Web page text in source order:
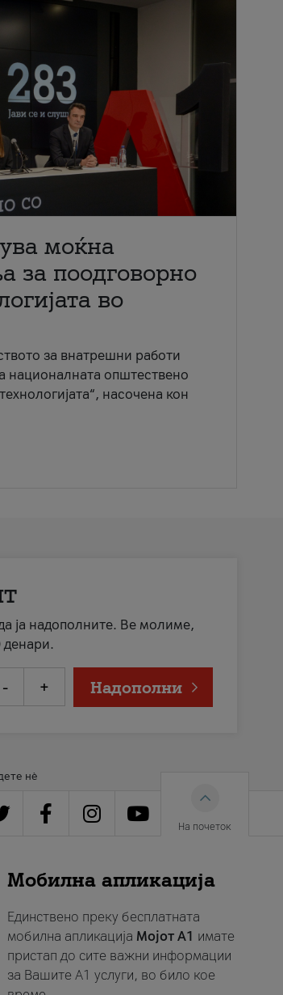
моќна
за поодговорно
во
за внатрешни работи
националната општествено
насочена кон
ја надополните. Ве молиме,
денари.
- + Надополни
нè
На почеток
Мобилна апликација
Единствено преку бесплатната
мобилна апликација Мојот A1 имате
пристап до сите важни информации
за Вашите A1 услуги, во било кое